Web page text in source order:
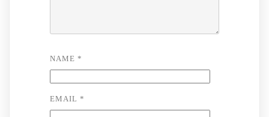
NAME *
EMAIL *